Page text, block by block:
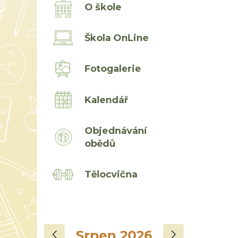
O škole
Škola OnLine
Fotogalerie
Kalendář
Objednávání
obědů
Tělocvična
›